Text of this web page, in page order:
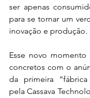
ser apenas
para se tornar um
inovação e produção.
Esse novo momento
concretos com o
da primeira
pela Cassava